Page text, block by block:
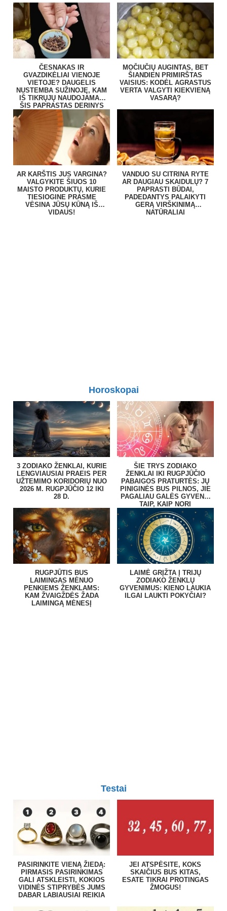
ČESNAKAS IR
GVAZDIKĖLIAI VIENOJE
VIETOJE? DAUGELIS
NUSTEMBA SUŽINOJĘ, KAM
IŠ TIKRŲJŲ NAUDOJAMAS
ŠIS PAPRASTAS DERINYS
MOČIUČIŲ AUGINTAS, BET
ŠIANDIEN PRIMIRŠTAS
VAISIUS: KODĖL AGRASTUS
VERTA VALGYTI KIEKVIENĄ
VASARĄ?
AR KARŠTIS JUS VARGINA?
VALGYKITE ŠIUOS 10
MAISTO PRODUKTŲ, KURIE
TIESIOGINE PRASME
VĖSINA JŪSŲ KŪNĄ IŠ
VIDAUS!
VANDUO SU CITRINA RYTE
AR DAUGIAU SKAIDULŲ? 7
PAPRASTI BŪDAI,
PADEDANTYS PALAIKYTI
GERĄ VIRŠKINIMĄ
NATŪRALIAI
Horoskopai
3 ZODIAKO ŽENKLAI, KURIE
LENGVIAUSIAI PRAEIS PER
UŽTEMIMO KORIDORIŲ NUO
2026 M. RUGPJŪČIO 12 IKI
28 D.
ŠIE TRYS ZODIAKO
ŽENKLAI IKI RUGPJŪČIO
PABAIGOS PRATURTĖS: JŲ
PINIGINĖS BUS PILNOS, JIE
PAGALIAU GALĖS GYVENTI
TAIP, KAIP NORI
RUGPJŪTIS BUS
LAIMINGAS MĖNUO
PENKIEMS ŽENKLAMS:
KAM ŽVAIGŽDĖS ŽADA
LAIMINGĄ MĖNESĮ
LAIMĖ GRĮŽTA Į TRIJŲ
ZODIAKO ŽENKLŲ
GYVENIMUS: KIENO LAUKIA
ILGAI LAUKTI POKYČIAI?
Testai
PASIRINKITE VIENĄ ŽIEDĄ:
PIRMASIS PASIRINKIMAS
GALI ATSKLEISTI, KOKIOS
VIDINĖS STIPRYBĖS JUMS
DABAR LABIAUSIAI REIKIA
JEI ATSPĖSITE, KOKS
SKAIČIUS BUS KITAS,
ESATE TIKRAI PROTINGAS
ŽMOGUS!